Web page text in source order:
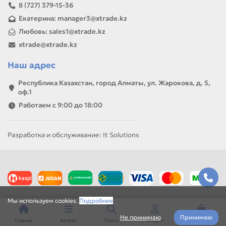
Мы используем cookies. Подробнее
Не принимаю Принимаю
8 (727) 379-15-36
Екатерина: manager3@xtrade.kz
Любовь: sales1@xtrade.kz
xtrade@xtrade.kz
Наш адрес
Республика Казахстан, город Алматы, ул. Жарокова, д. 5,
оф.1
Работаем с 9:00 до 18:00
Разработка и обслуживание: It Solutions
Главная Каталог Поиск Аккаунт Корзина